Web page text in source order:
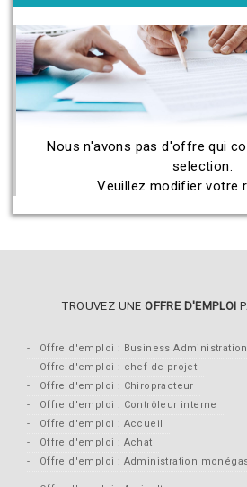
Nous n'avons pas d'offre qui
selection.
Veuillez modifier votre
TROUVEZ UNEOFFRE D'EMPLOI
Offre d'emploi : Business Administration
Offre d'emploi : chef de projet
Offre d'emploi : Chiropracteur
Offre d'emploi : Contrôleur interne
Offre d'emploi : Accueil
Offre d'emploi : Achat
Offre d'emploi : Administration